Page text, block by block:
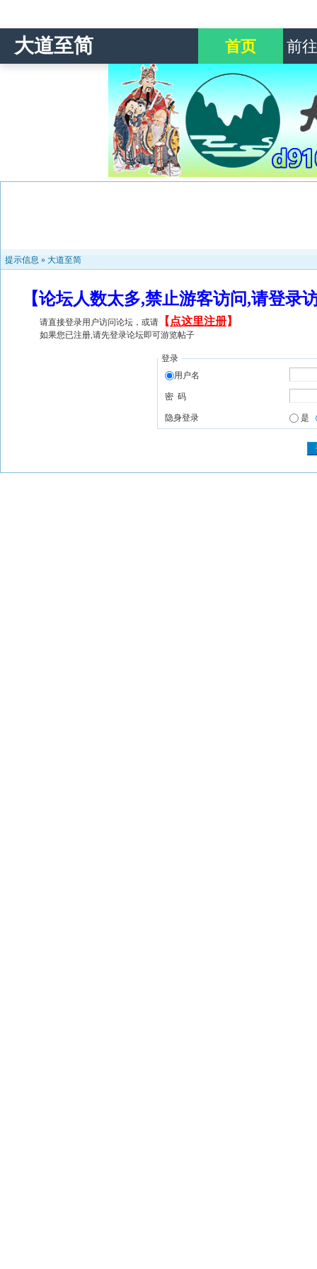
大道至简 首页 前
提示信息 » 大道至简
【论坛人数太多,禁止游客访问,请登
请直接登录用户访问论坛，或请 【 点这里注册】
如果您已注册,请先登录论坛即可游览帖子
登录
用户名
密 码
隐身登录 是